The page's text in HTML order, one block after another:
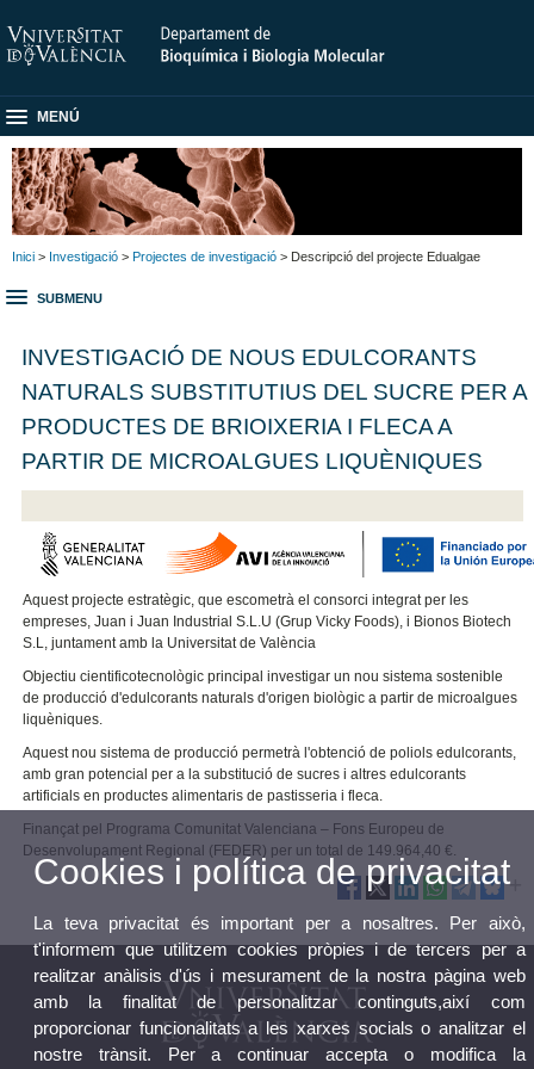
MENÚ
Inici > Investigació > Projectes de investigació > Descripció del projecte Edualgae
SUBMENU
INVESTIGACIÓ DE NOUS EDULCORANTS
NATURALS SUBSTITUTIUS DEL SUCRE PER A
PRODUCTES DE BRIOIXERIA I FLECA A
PARTIR DE MICROALGUES LIQUÈNIQUES
Aquest projecte estratègic, que escometrà el consorci integrat per les
empreses, Juan i Juan Industrial S.L.U (Grup Vicky Foods), i Bionos Biotech
S.L, juntament amb la Universitat de València
Objectiu cientificotecnològic principal investigar un nou sistema sostenible
de producció d'edulcorants naturals d'origen biològic a partir de microalgues
liquèniques.
Aquest nou sistema de producció permetrà l'obtenció de poliols edulcorants,
amb gran potencial per a la substitució de sucres i altres edulcorants
artificials en productes alimentaris de pastisseria i fleca.
Finançat pel Programa Comunitat Valenciana – Fons Europeu de
Desenvolupament Regional (FEDER) per un total de 149.964,40 €.
Cookies i política de privacitat
La teva privacitat és important per a nosaltres. Per això,
t'informem que utilitzem cookies pròpies i de tercers per a
realitzar anàlisis d'ús i mesurament de la nostra pàgina web
amb la finalitat de personalitzar continguts,així com
proporcionar funcionalitats a les xarxes socials o analitzar el
nostre trànsit. Per a continuar accepta o modifica la